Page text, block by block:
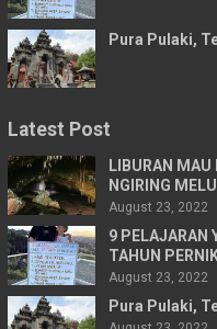
Pura Pulaki,
Latest Post
LIBURAN
NGIRING
August 23, 2022
9 PELAJARAN
TAHUN
August 23, 2022
Pura Pulaki,